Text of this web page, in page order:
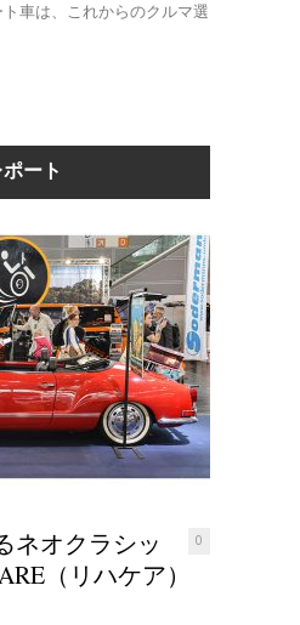
車は、これからのクルマ選
ート
0
ネオクラシッ
（リハケア）